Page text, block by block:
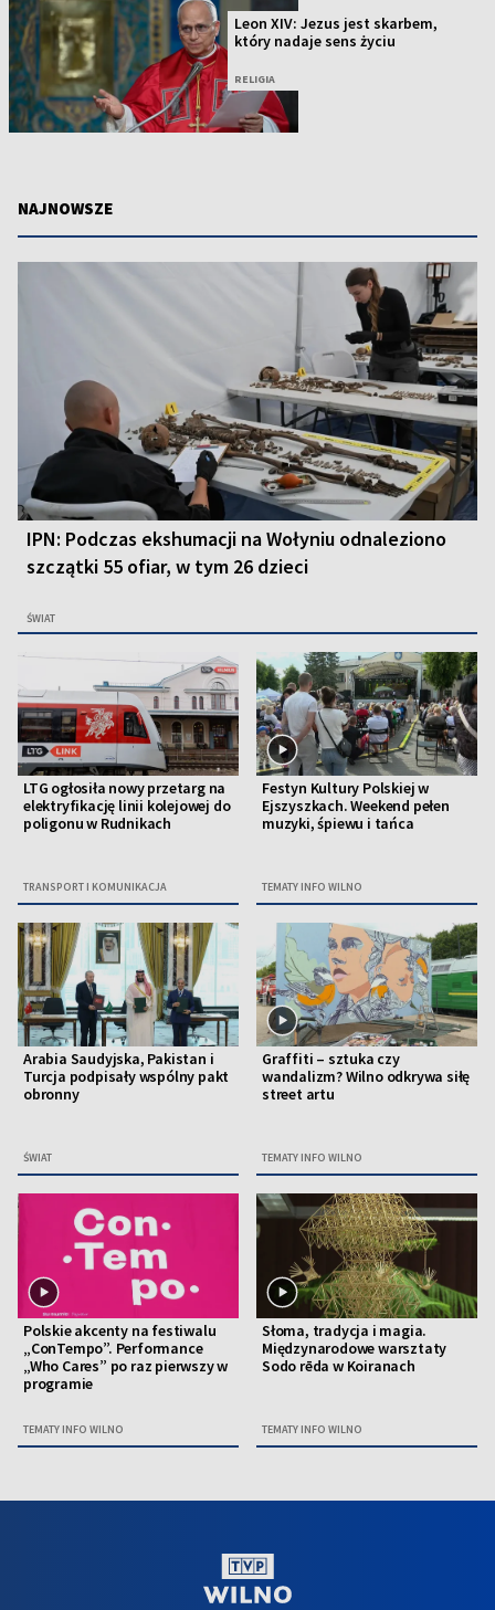
Leon XIV: Jezus jest skarbem,
który nadaje sens życiu
RELIGIA
NAJNOWSZE
IPN: Podczas ekshumacji na Wołyniu odnaleziono
szczątki 55 ofiar, w tym 26 dzieci
ŚWIAT
LTG ogłosiła nowy przetarg na
elektryfikację linii kolejowej do
poligonu w Rudnikach
TRANSPORT I KOMUNIKACJA
Festyn Kultury Polskiej w
Ejszyszkach. Weekend pełen
muzyki, śpiewu i tańca
TEMATY INFO WILNO
Arabia Saudyjska, Pakistan i
Turcja podpisały wspólny pakt
obronny
ŚWIAT
Graffiti – sztuka czy
wandalizm? Wilno odkrywa siłę
street artu
TEMATY INFO WILNO
Polskie akcenty na festiwalu
„ConTempo”. Performance
„Who Cares” po raz pierwszy w
programie
TEMATY INFO WILNO
Słoma, tradycja i magia.
Międzynarodowe warsztaty
Sodo rēda w Koiranach
TEMATY INFO WILNO